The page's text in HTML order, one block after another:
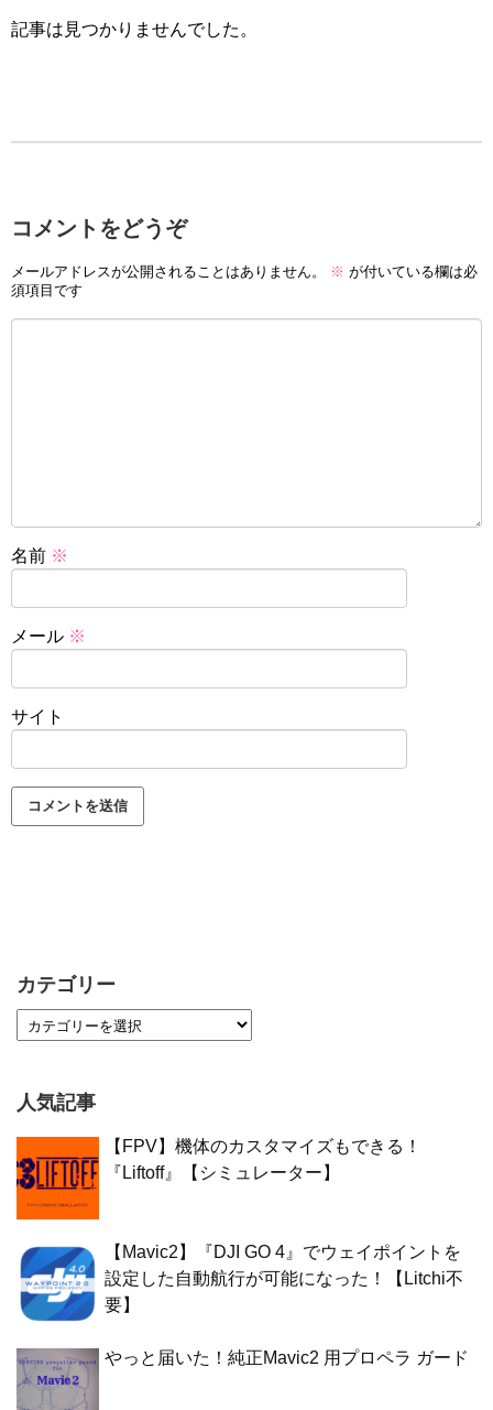
記事は見つかりませんでした。
コメントをどうぞ
メールアドレスが公開されることはありません。 ※ が付いている欄は必
須項目です
名前 ※
メール ※
サイト
カテゴリー
人気記事
【FPV】機体のカスタマイズもできる！
『Liftoff』【シミュレーター】
【Mavic2】『DJI GO 4』でウェイポイントを
設定した自動航行が可能になった！【Litchi不
要】
やっと届いた！純正Mavic2 用プロペラ ガード